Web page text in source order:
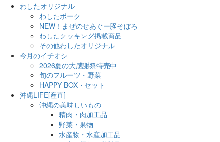
わしたオリジナル
わしたポーク
NEW！まぜのせあぐー豚そぼろ
わしたクッキング掲載商品
その他わしたオリジナル
今月のイチオシ
2026夏の大感謝祭特売中
旬のフルーツ・野菜
HAPPY BOX・セット
沖縄LIFE[産直]
沖縄の美味しいもの
精肉・肉加工品
野菜・果物
水産物・水産加工品